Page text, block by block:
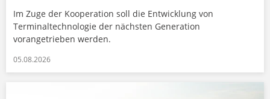
Im Zuge der Kooperation soll die Entwicklung von
Terminaltechnologie der nächsten Generation
vorangetrieben werden.
05.08.2026